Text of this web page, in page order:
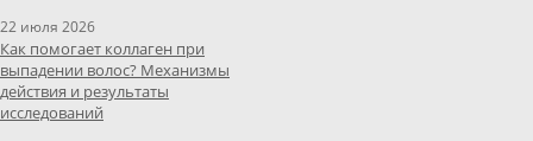
22 июля 2026
Как помогает коллаген при
выпадении волос? Механизмы
действия и результаты
исследований